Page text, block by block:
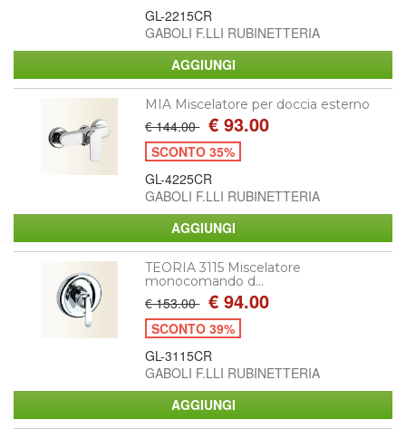
GL-2215CR
GABOLI F.LLI RUBINETTERIA
MIA Miscelatore per doccia esterno
€ 144.00 € 93.00
SCONTO 35%
GL-4225CR
GABOLI F.LLI RUBINETTERIA
TEORIA 3115 Miscelatore
monocomando d...
€ 153.00 € 94.00
SCONTO 39%
GL-3115CR
GABOLI F.LLI RUBINETTERIA